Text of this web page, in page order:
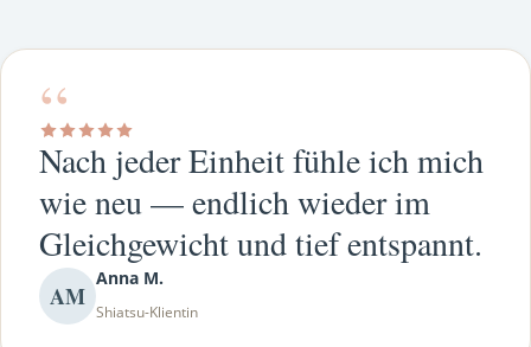
“
Nach jeder Einheit fühle ich mich
wie neu — endlich wieder im
Gleichgewicht und tief entspannt.
AM
Anna M.
Shiatsu-Klientin